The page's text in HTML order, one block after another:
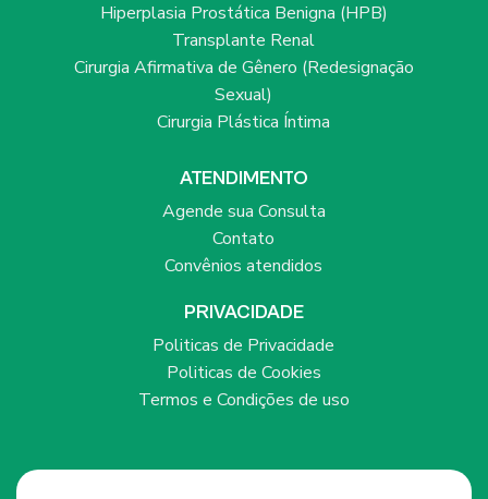
Hiperplasia Prostática Benigna (HPB)
Transplante Renal
Cirurgia Afirmativa de Gênero (Redesignação
Sexual)
Cirurgia Plástica Íntima
ATENDIMENTO
Agende sua Consulta
Contato
Convênios atendidos
PRIVACIDADE
Politicas de Privacidade
Politicas de Cookies
Termos e Condições de uso